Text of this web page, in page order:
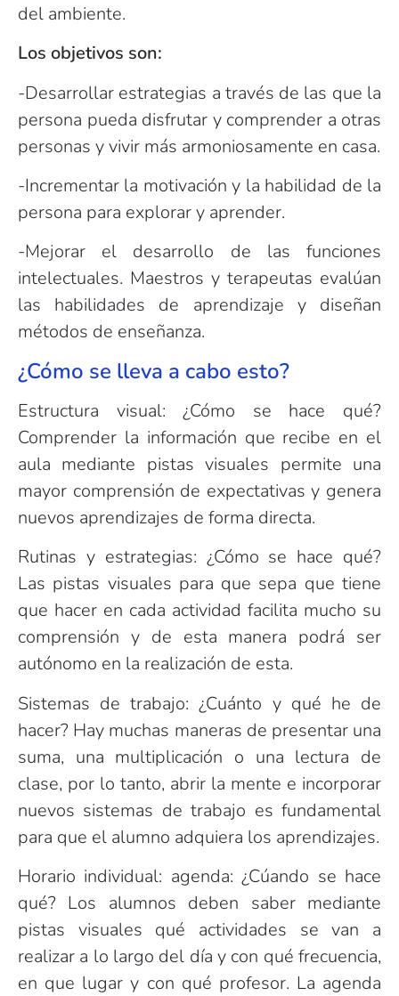
del ambiente.
Los objetivos son:
-Desarrollar estrategias a través de las que la
persona pueda disfrutar y comprender a otras
personas y vivir más armoniosamente en casa.
-Incrementar la motivación y la habilidad de la
persona para explorar y aprender.
-Mejorar el desarrollo de las funciones
intelectuales. Maestros y terapeutas evalúan
las habilidades de aprendizaje y diseñan
métodos de enseñanza.
¿Cómo se lleva a cabo esto?
Estructura visual: ¿Cómo se hace qué?
Comprender la información que recibe en el
aula mediante pistas visuales permite una
mayor comprensión de expectativas y genera
nuevos aprendizajes de forma directa.
Rutinas y estrategias: ¿Cómo se hace qué?
Las pistas visuales para que sepa que tiene
que hacer en cada actividad facilita mucho su
comprensión y de esta manera podrá ser
autónomo en la realización de esta.
Sistemas de trabajo: ¿Cuánto y qué he de
hacer? Hay muchas maneras de presentar una
suma, una multiplicación o una lectura de
clase, por lo tanto, abrir la mente e incorporar
nuevos sistemas de trabajo es fundamental
para que el alumno adquiera los aprendizajes.
Horario individual: agenda: ¿Cúando se hace
qué? Los alumnos deben saber mediante
pistas visuales qué actividades se van a
realizar a lo largo del día y con qué frecuencia,
en que lugar y con qué profesor. La agenda